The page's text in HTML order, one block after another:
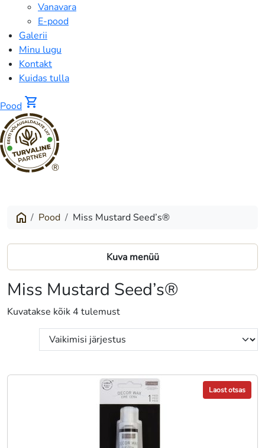
Vanavara
E-pood
Galerii
Minu lugu
Kontakt
Kuidas tulla
Pood shopping_cart
®
Pood Miss Mustard Seed’s®
Kuva menüü
Miss Mustard Seed’s®
Kuvatakse kõik 4 tulemust
Laost otsas